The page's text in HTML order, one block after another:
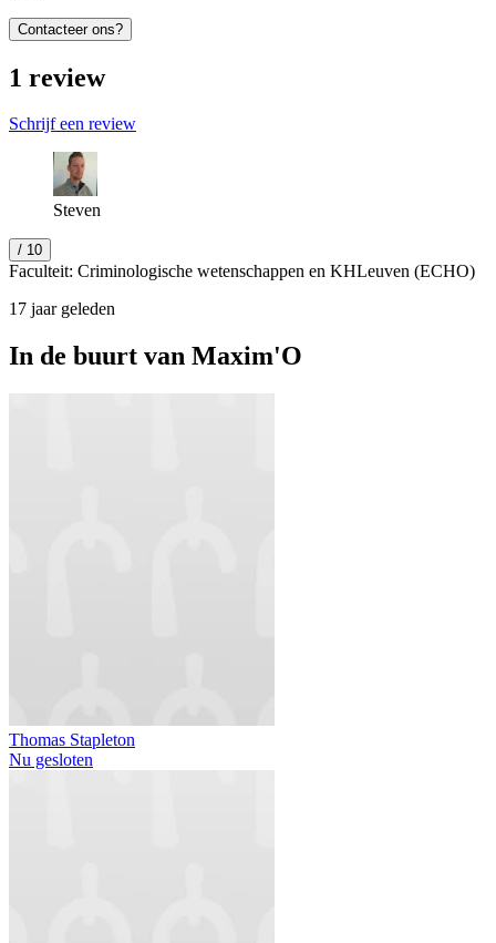
Contacteer ons?
1 review
Schrijf een review
Steven
/ 10
Faculteit: Criminologische wetenschappen en KHLeuven (ECHO)
17 jaar geleden
In de buurt van Maxim'O
Thomas Stapleton
Nu gesloten